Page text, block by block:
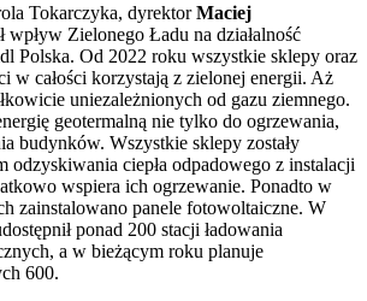
Tokarczyka, dyrektorMaciej
wpływ Zielonego Ładu na działalność
Polska. Od 2022 roku wszystkie sklepy oraz
w całości korzystają z zielonej energii. Aż
uniezależnionych od gazu ziemnego.
geotermalną nie tylko do ogrzewania,
budynków. Wszystkie sklepy zostały
odzyskiwania ciepła odpadowego z instalacji
wspiera ich ogrzewanie. Ponadto w
zainstalowano panele fotowoltaiczne. W
ponad 200 stacji ładowania
a w bieżącym roku planuje
600.